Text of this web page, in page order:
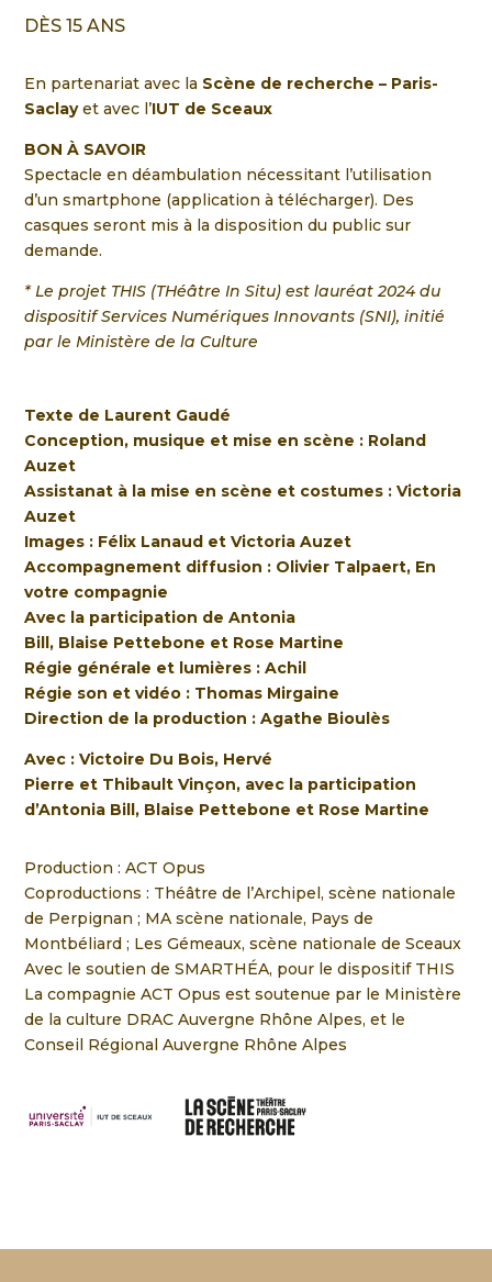
DÈS 15 ANS
En partenariat avec la Scène de recherche – Paris-
Saclay et avec l’IUT de Sceaux
BON À SAVOIR
Spectacle en déambulation nécessitant l’utilisation
d’un smartphone (application à télécharger). Des
casques seront mis à la disposition du public sur
demande.
* Le projet THIS (THéâtre In Situ) est lauréat 2024 du
dispositif Services Numériques Innovants (SNI), initié
par le Ministère de la Culture
Texte de Laurent Gaudé
Conception, musique et mise en scène : Roland
Auzet
Assistanat à la mise en scène et costumes :Victoria
Auzet
Images : Félix Lanaud etVictoria Auzet
Accompagnement diffusion : Olivier Talpaert, En
votre compagnie
Avec la participation deAntonia
Bill, Blaise Pettebone et Rose Martine
Régie générale et lumières : Achil
Régie son et vidéo : Thomas Mirgaine
Direction de la production :Agathe Bioulès
Avec :Victoire Du Bois, Hervé
Pierre et Thibault Vinçon, avec la participation
d’Antonia Bill, Blaise Pettebone et Rose Martine
Production : ACT Opus
Coproductions : Théâtre de l’Archipel, scène nationale
de Perpignan ; MA scène nationale, Pays de
Montbéliard ; Les Gémeaux, scène nationale de Sceaux
Avec le soutien de SMARTHÉA, pour le dispositif THIS
La compagnie ACT Opus est soutenue par le Ministère
de la culture DRAC Auvergne Rhône Alpes, et le
Conseil Régional Auvergne Rhône Alpes